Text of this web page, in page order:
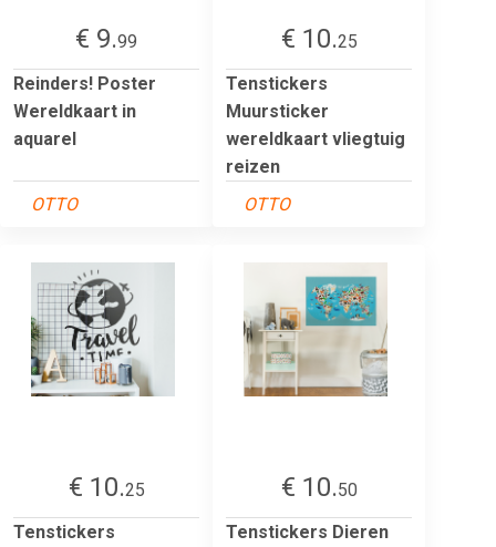
€ 9.99
Reinders! Poster
Wereldkaart in
aquarel
OTTO
€ 10.25
Tenstickers
Muursticker
wereldkaart vliegtuig
reizen
OTTO
€ 10.25
Tenstickers
€ 10.50
Tenstickers Dieren